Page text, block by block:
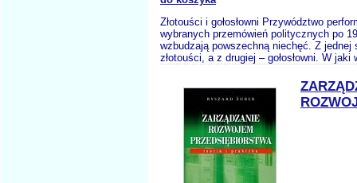
Złotouści i gołosłowni Przywództwo
wybranych przemówień politycznych po
wzbudzają powszechną niechęć. Z jednej
złotouści, a z drugiej – gołosłowni. W